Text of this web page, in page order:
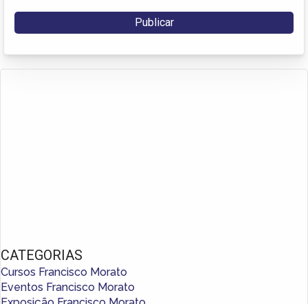
CATEGORIAS
Cursos Francisco Morato
Eventos Francisco Morato